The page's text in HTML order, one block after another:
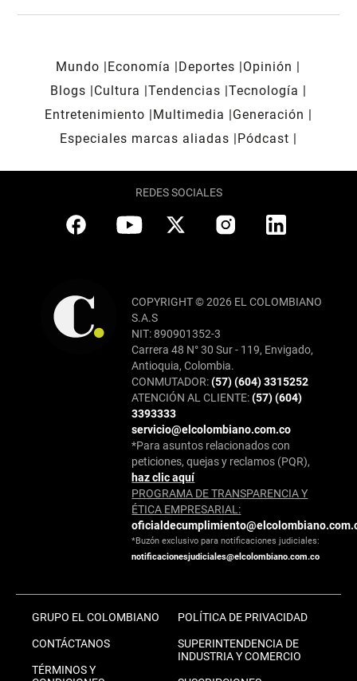
Mundo Economía Deportes
Opinión
Blogs
Cultura Tendencias Tecnología
Entretenimiento
Multimedia
Generación
Especiales marcas aliadas
Pódcast
REDES SOCIALES
COPYRIGHT © 2026 EL COLOMBIANO
S.A.S
NIT: 890901352-3
Carrera 48 N° 30 Sur - 119, Envigado,
Antioquia, Colombia.
CONMUTADOR:(57) (604) 3315252
ATENCIÓN AL CLIENTE:(57) (604)
3393333
servicio@elcolombiano.com.co
*Para asuntos relacionados con
peticiones, quejas y reclamos (PQR),
haz clic aquí
PROGRAMA DE TRANSPARENCIA Y
ÉTICA EMPRESARIAL:
*Buzón exclusivo para notificaciones judiciales:
notificacionesjudiciales@elcolombiano.com.co
GRUPO EL COLOMBIANO
CONTÁCTANOS
TÉRMINOS Y
POLÍTICA DE PRIVACIDAD
SUPERINTENDENCIA DE
INDUSTRIA Y COMERCIO